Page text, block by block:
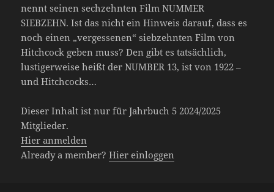
nennt seinen sechzehnten Film NUMMER
SIEBZEHN. Ist das nicht ein Hinweis darauf, dass es
noch einen „vergessenen“ siebzehnten Film von
Hitchcock geben muss? Den gibt es tatsächlich,
lustigerweise heißt der NUMBER 13, ist von 1922 –
und Hitchcocks…
Dieser Inhalt ist nur für Jahrbuch 5 2024/2025
Mitglieder.
Hier anmelden
Already a member?Hier einloggen